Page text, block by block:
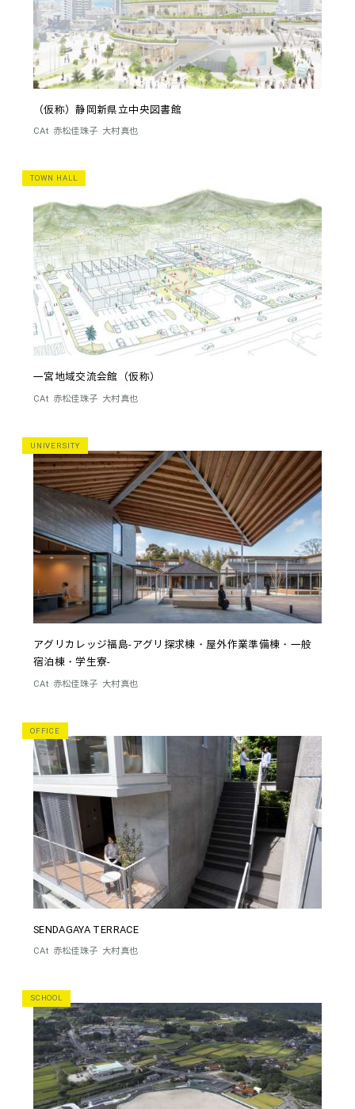
（仮称）静岡新県立中央図書館
CAt 赤松佳珠子 大村真也
TOWN HALL
一宮地域交流会館（仮称）
CAt 赤松佳珠子 大村真也
UNIVERSITY
アグリカレッジ福島-アグリ探求棟・屋外作業準備棟・一般
宿泊棟・学生寮-
CAt 赤松佳珠子 大村真也
OFFICE
SENDAGAYA TERRACE
CAt 赤松佳珠子 大村真也
SCHOOL